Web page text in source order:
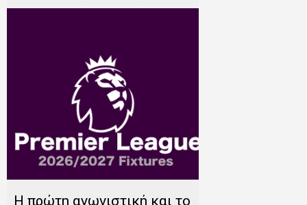
H πρώτη αγωνιστική και το